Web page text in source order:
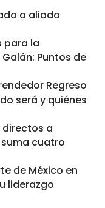
a aliado
para la
Puntos de
Regreso
será y quiénes
directos a
cuatro
de México en
liderazgo